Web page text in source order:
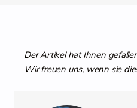
Der Artikel hat Ihnen
Wir freuen uns, wenn sie